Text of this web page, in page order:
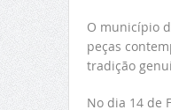
O município
peças
tradição
No dia 14 de